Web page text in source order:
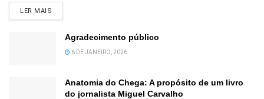
LER MAIS
Agradecimento público
6 DE JANEIRO, 2026
Anatomia do Chega: A propósito de um livro
do jornalista Miguel Carvalho